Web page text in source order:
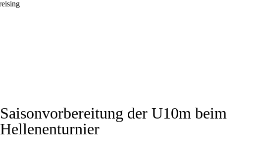
Saisonvorbereitung der U10m beim
Hellenenturnier